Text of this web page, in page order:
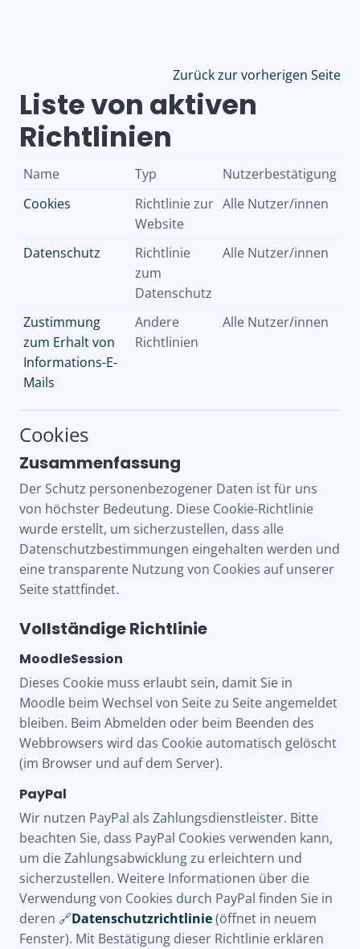
Zurück zur vorherigen Seite
Liste von aktiven
Richtlinien
Name Typ
Nutzerbestätigung
Cookies
Richtlinie zur
Website
Alle Nutzer/innen
Datenschutz
Richtlinie
zum
Datenschutz
Alle Nutzer/innen
Zustimmung
zum Erhalt von
Informations-E-
Mails
Andere
Richtlinien
Alle Nutzer/innen
Cookies
Zusammenfassung
Der Schutz personenbezogener Daten ist für uns
von höchster Bedeutung. Diese Cookie-Richtlinie
wurde erstellt, um sicherzustellen, dass alle
Datenschutzbestimmungen eingehalten werden und
eine transparente Nutzung von Cookies auf unserer
Seite stattfindet.
Vollständige Richtlinie
MoodleSession
Dieses Cookie muss erlaubt sein, damit Sie in
Moodle beim Wechsel von Seite zu Seite angemeldet
bleiben. Beim Abmelden oder beim Beenden des
Webbrowsers wird das Cookie automatisch gelöscht
(im Browser und auf dem Server).
PayPal
Wir nutzen PayPal als Zahlungsdienstleister. Bitte
beachten Sie, dass PayPal Cookies verwenden kann,
um die Zahlungsabwicklung zu erleichtern und
sicherzustellen. Weitere Informationen über die
Verwendung von Cookies durch PayPal finden Sie in
deren 🔗Datenschutzrichtlinie(öffnet in neuem
Fenster). Mit Bestätigung dieser Richtlinie erklären